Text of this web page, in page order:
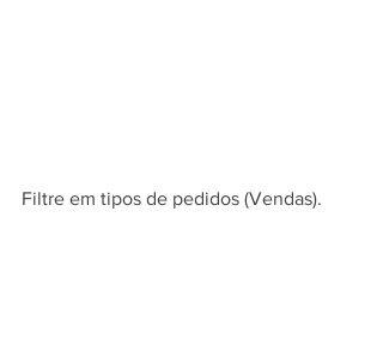
Filtre em tipos de pedidos (Vendas).